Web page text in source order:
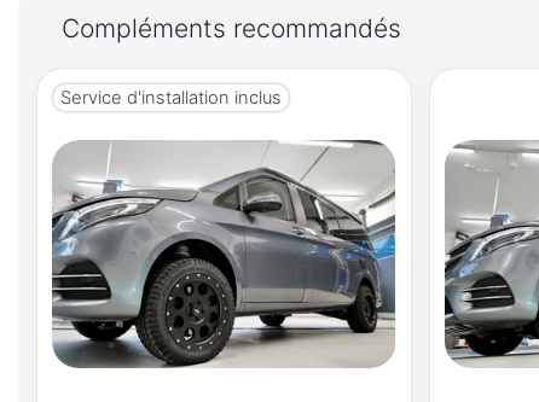
Compléments recommandés
Service d'installation inclus